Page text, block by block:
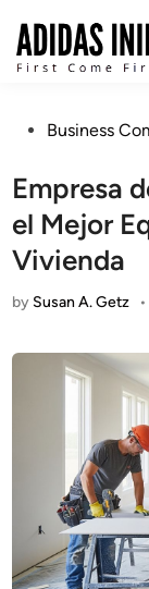
content
PostedBusiness
Empresa
el Mejor
Vivienda
by Susan A. Getz •